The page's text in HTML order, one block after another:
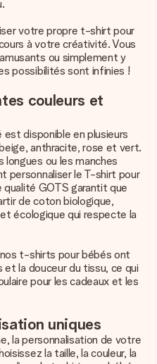
votre propre t-shirt pour
à votre créativité. Vous
ou simplement y
possibilités sont infinies !
couleurs et
disponible en plusieurs
anthracite, rose et vert.
longues ou les manches
personnaliser le T-shirt pour
qualité GOTS garantit que
de coton biologique,
écologique qui respecte la
t-shirts pour bébés ont
la douceur du tissu, ce qui
pour les cadeaux et les
uniques
la personnalisation de votre
la taille, la couleur, la